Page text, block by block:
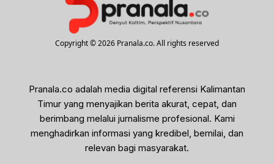
Copyright © 2026 Pranala.co. All rights reserved
Pranala.co adalah media digital referensi Kalimantan
Timur yang menyajikan berita akurat, cepat, dan
berimbang melalui jurnalisme profesional. Kami
menghadirkan informasi yang kredibel, bernilai, dan
relevan bagi masyarakat.